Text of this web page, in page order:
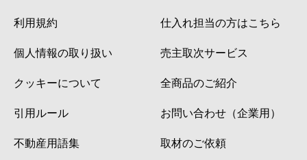
八幡
1,300万円
国際センター(宮城)
八幡
2,800万円
国際センター(宮城)
葉山町
860万円
北仙台
葉山町
2,100万円
北仙台
広瀬町
6,500万円
北四番丁
利用規約
個人情報の取り扱い
クッキーについて
引用ルール
不動産用語集
仕入れ担当の方はこちら
売主取次サービス
全商品のご紹介
お問い合わせ（企業用）
取材のご依頼